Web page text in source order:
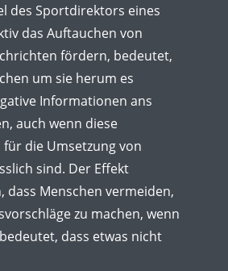
des Sportdirektors eines
das Auftauchen von
fördern, bedeutet,
um sie herum es
Informationen ans
auch wenn diese
die Umsetzung von
sind. Der Effekt
dass Menschen vermeiden,
zu machen, wenn
dass etwas nicht